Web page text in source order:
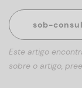
sob-
Este artigo
sobre o artigo,